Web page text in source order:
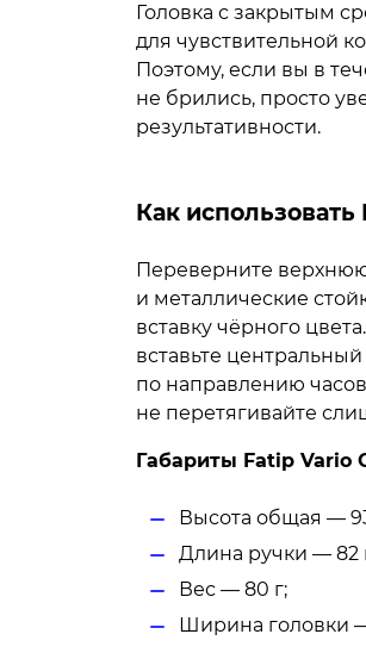
Головка с закрытым
для чувствительной
Поэтому, если вы в
не брились, просто
результативности.
Как использовать
Переверните
и металлические
вставку чёрного
вставьте
по направлению
не перетягивайте
Габариты Fatip Vario
Высота общая —
Длина ручки — 82
Вес — 80 г;
Ширина головки